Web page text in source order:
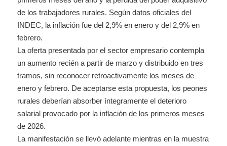
de los trabajadores rurales. Según datos oficiales del
INDEC, la inflación fue del 2,9% en enero y del 2,9% en
febrero.
La oferta presentada por el sector empresario contempla
un aumento recién a partir de marzo y distribuido en tres
tramos, sin reconocer retroactivamente los meses de
enero y febrero. De aceptarse esta propuesta, los peones
rurales deberían absorber íntegramente el deterioro
salarial provocado por la inflación de los primeros meses
de 2026.
La manifestación se llevó adelante mientras en la muestra